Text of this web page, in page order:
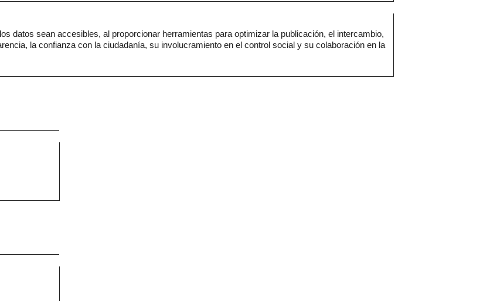
datos sean accesibles, al proporcionar herramientas para optimizar la publicación, el intercambio,
la confianza con la ciudadanía, su involucramiento en el control social y su colaboración en la